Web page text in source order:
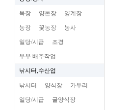
목장 양돈장 양계장
농장 꽃농장 농사
일당/시급 조경
무우 배추작업
낚시터,수산업
낚시터 양식장 가두리
일당/시급 굴양식장